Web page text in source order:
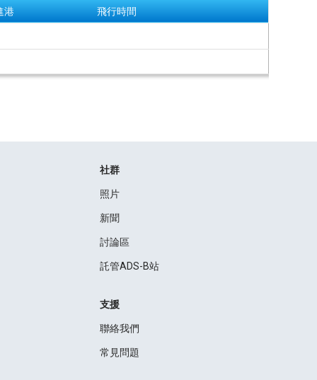
港 飛行時間
社群
照片
新聞
討論區
託管ADS-B站
支援
聯絡我們
常見問題